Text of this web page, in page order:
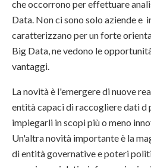
che occorrono per effettuare
Data. Non ci sono solo aziende e
caratterizzano per un forte
Big Data, ne vedono le
vantaggi.
La novità è l'emergere di nuove
entità capaci di raccogliere dati d
impiegarli in scopi più o meno
Un'altra novità importante è la
di entità governative e poteri